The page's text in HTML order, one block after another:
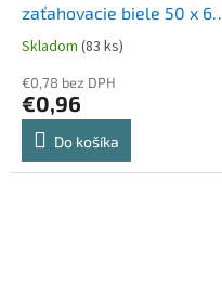
zaťahovacie biele 50 x 60
cm 30L `M` [20 ks]
Skladom (83 ks)
€0,78 bez DPH
€0,96
Do košíka